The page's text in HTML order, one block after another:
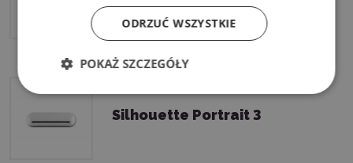
Silhouette Portrait 3
ODRZUĆ WSZYSTKIE
POKAŻ SZCZEGÓŁY